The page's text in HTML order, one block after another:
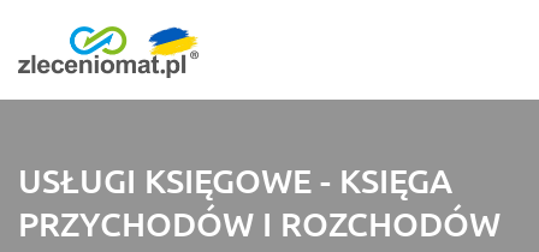
USŁUGI KSIĘGOWE - KSIĘGA
PRZYCHODÓW I ROZCHODÓW